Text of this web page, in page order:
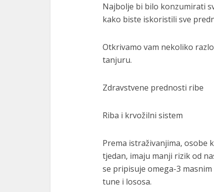
Najbolje bi bilo konzumirati
kako biste iskoristili sve
Otkrivamo vam nekoliko
tanjuru.
Zdravstvene prednosti ribe
Riba i krvožilni sistem
Prema istraživanjima, osobe
tjedan, imaju manji rizik od
se pripisuje omega-3
tune i lososa.